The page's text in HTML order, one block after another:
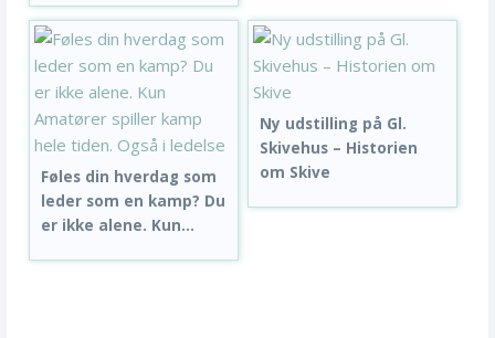
Føles din hverdag som
leder som en kamp? Du
er ikke alene. Kun...
Ny udstilling på Gl.
Skivehus – Historien
om Skive